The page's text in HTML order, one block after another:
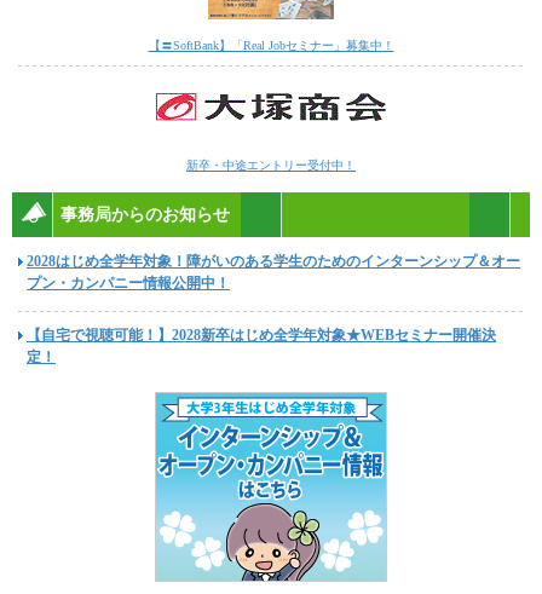
【〓SoftBank】「Real Jobセミナー」募集中！
新卒・中途エントリー受付中！
事務局からのお知らせ
2028はじめ全学年対象！障がいのある学生のためのインターンシップ＆オー
プン・カンパニー情報公開中！
【自宅で視聴可能！】2028新卒はじめ全学年対象★WEBセミナー開催決
定！